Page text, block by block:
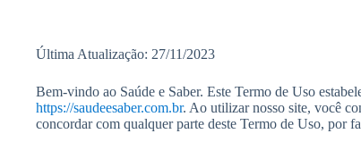
Última Atualização: 27/11/2023
Bem-vindo ao Saúde e Saber. Este Termo de Uso
https://saudeesaber.com.br. Ao utilizar nosso site, você
concordar com qualquer parte deste Termo de Uso, por